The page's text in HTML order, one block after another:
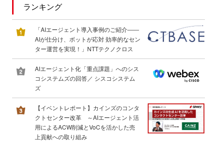
ランキング
「AIエージェント導入事例のご紹介――
AIが仕分け、ボットが応対 効率的なセン
ター運営を実現！」NTTテクノクロス
AIエージェント化「重点課題」へのシス
コシステムズの回答／ シスコシステム
ズ
【イベントレポート】カインズのコンタ
クトセンター改革 ～AIエージェント活
用によるACW削減とVoCを活かした売
上貢献への取り組み